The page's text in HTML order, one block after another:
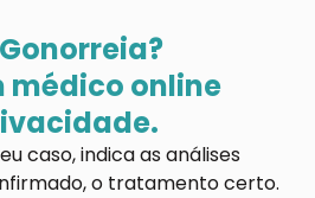
médico online
caso, indica as análises
o tratamento certo.